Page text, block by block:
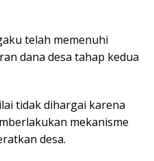
telah memenuhi
dana desa tahap kedua
tidak dihargai karena
mekanisme
desa.